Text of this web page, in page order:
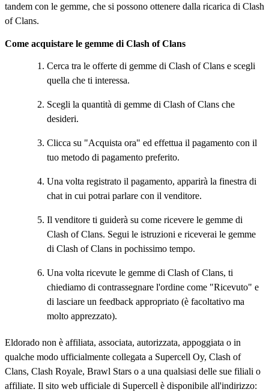
tandem con le gemme, che si possono ottenere dalla ricarica di Clash
of Clans.
Come acquistare le gemme di Clash of Clans
Cerca tra le offerte di gemme di Clash of Clans e scegli
quella che ti interessa.
Scegli la quantità di gemme di Clash of Clans che
desideri.
Clicca su "Acquista ora" ed effettua il pagamento con il
tuo metodo di pagamento preferito.
Una volta registrato il pagamento, apparirà la finestra di
chat in cui potrai parlare con il venditore.
Il venditore ti guiderà su come ricevere le gemme di
Clash of Clans. Segui le istruzioni e riceverai le gemme
di Clash of Clans in pochissimo tempo.
Una volta ricevute le gemme di Clash of Clans, ti
chiediamo di contrassegnare l'ordine come "Ricevuto" e
di lasciare un feedback appropriato (è facoltativo ma
molto apprezzato).
Eldorado non è affiliata, associata, autorizzata, appoggiata o in
qualche modo ufficialmente collegata a Supercell Oy, Clash of
Clans, Clash Royale, Brawl Stars o a una qualsiasi delle sue filiali o
affiliate. Il sito web ufficiale di Supercell è disponibile all'indirizzo: